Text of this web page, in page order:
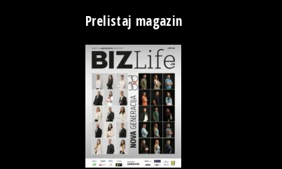
Prelistaj magazin